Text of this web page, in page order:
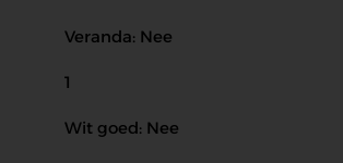
Veranda: Nee
1
Wit goed: Nee